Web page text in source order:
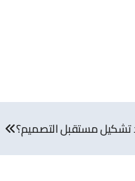
تشكيل مستقبل التصميم؟